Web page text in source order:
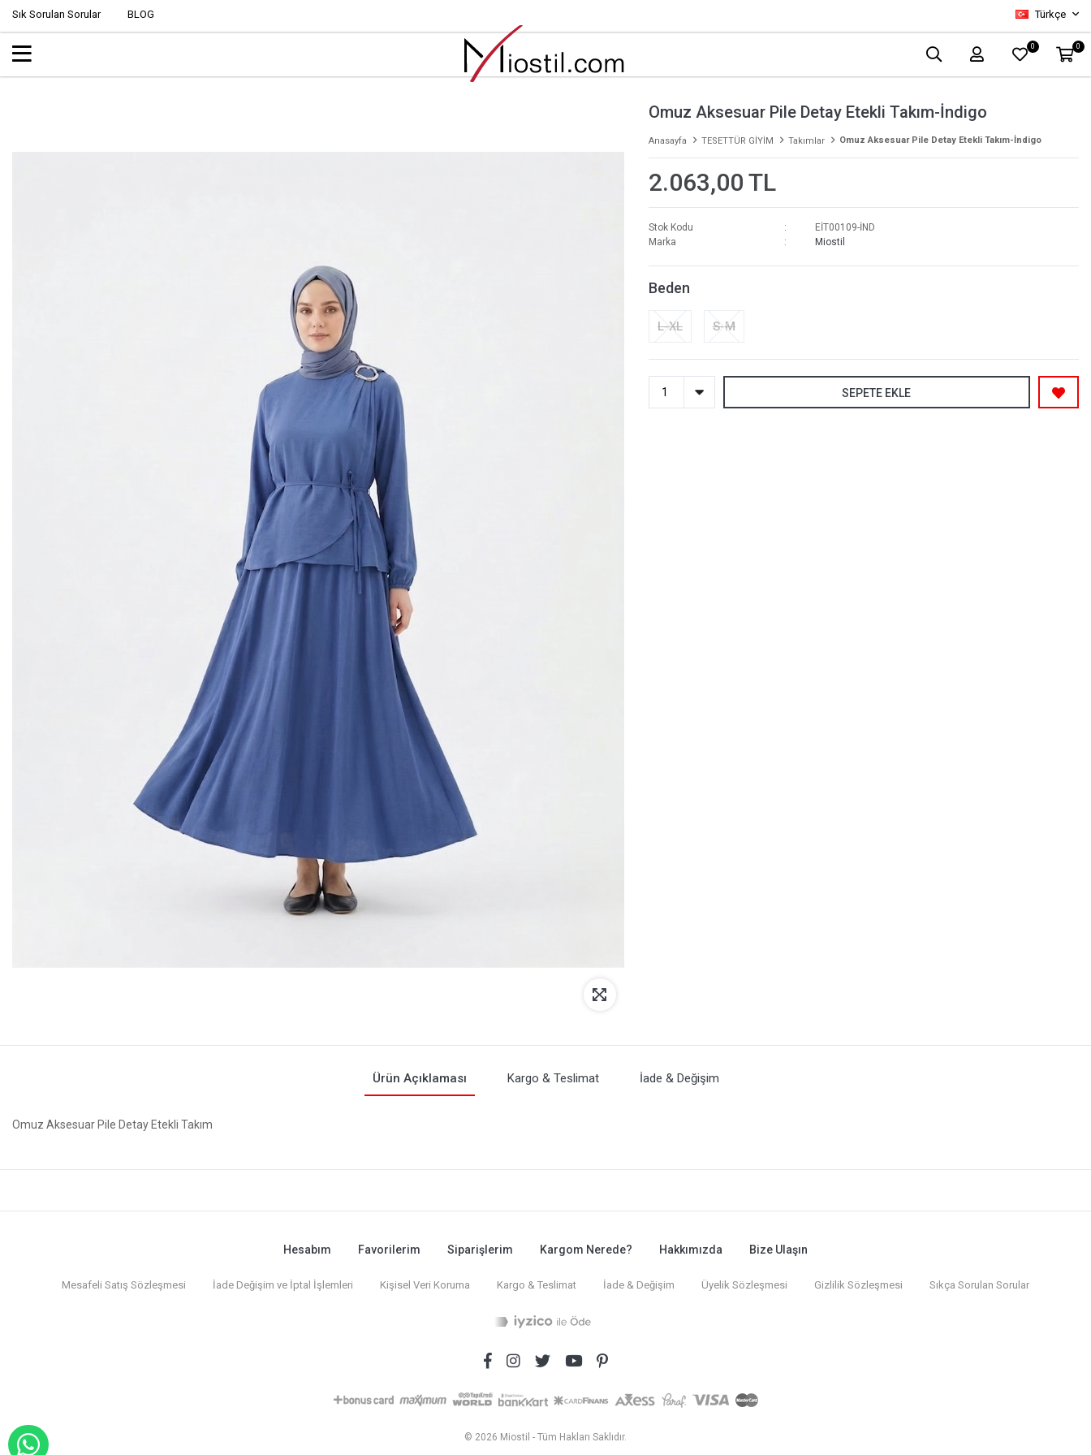
Sık Sorulan Sorular BLOG Türkçe
0 0
Omuz Aksesuar Pile Detay Etekli Takım-İndigo
Anasayfa TESETTÜR GİYİM Takımlar Omuz Aksesuar Pile Detay Etekli Takım-İndigo
2.063,00 TL
Stok Kodu
EİT00109-İND
Marka
Miostil
Beden
L-XL S-M
SEPETE EKLE
Ürün Açıklaması Kargo & Teslimat İade & Değişim
Omuz Aksesuar Pile Detay Etekli Takım
Hesabım Favorilerim Siparişlerim Kargom Nerede? Hakkımızda Bize Ulaşın
Mesafeli Satış Sözleşmesi İade Değişim ve İptal İşlemleri Kişisel Veri Koruma Kargo & Teslimat İade & Değişim Üyelik Sözleşmesi Gizlilik Sözleşmesi Sıkça Sorulan Sorular
© 2026 Miostil - Tüm Hakları Saklıdır.